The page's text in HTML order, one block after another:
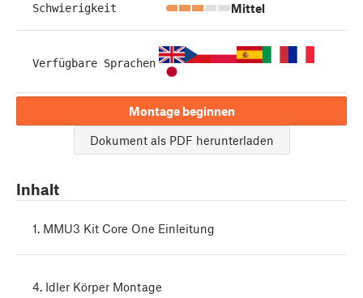
Schwierigkeit Mittel
Verfügbare Sprachen
Montage beginnen
Dokument als PDF herunterladen
Inhalt
1. MMU3 Kit Core One Einleitung
4. Idler Körper Montage